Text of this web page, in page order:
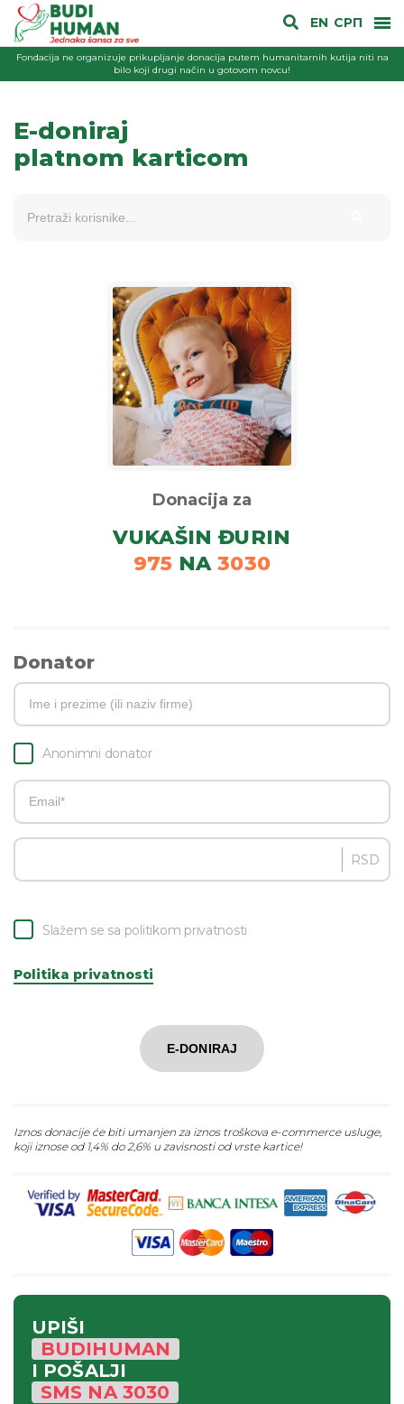
EN СРП
Fondacija ne organizuje prikupljanje donacija putem humanitarnih kutija niti na
bilo koji drugi način u gotovom novcu!
E-doniraj
platnom karticom
Donacija za
VUKAŠIN ĐURIN
975 NA 3030
Donator
Anonimni donator
RSD
Slažem se sa politikom privatnosti
Politika privatnosti
E-DONIRAJ
Iznos donacije će biti umanjen za iznos troškova e-commerce usluge,
koji iznose od 1,4% do 2,6% u zavisnosti od vrste kartice!
UPIŠI
BUDIHUMAN
I POŠALJI
SMS NA3030